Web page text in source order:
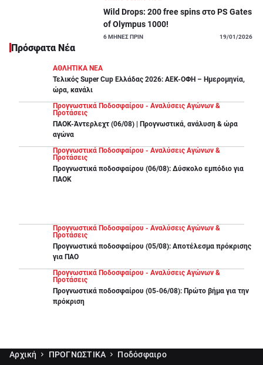
Wild Drops: 200 free spins στο PS Gates
of Olympus 1000!
6ΜΗΝΕΣ ΠΡΙΝ 19/01/2026
Πρόσφατα Νέα
ΑΘΛΗΤΙΚΑ ΝΕΑ
Τελικός Super Cup Ελλάδας 2026: ΑΕΚ-ΟΦΗ – Ημερομηνία,
ώρα, κανάλι
Προγνωστικά Ποδοσφαίρου - Αναλύσεις Αγώνων &
Προτάσεις
ΠΑΟΚ-Άντερλεχτ (06/08) | Προγνωστικά, ανάλυση & ώρα
αγώνα
Προγνωστικά Ποδοσφαίρου - Αναλύσεις Αγώνων &
Προτάσεις
Προγνωστικά ποδοσφαίρου (06/08): Δύσκολο εμπόδιο για
ΠΑΟΚ
Προγνωστικά Ποδοσφαίρου - Αναλύσεις Αγώνων &
Προτάσεις
Προγνωστικά ποδοσφαίρου (05/08): Αποτέλεσμα πρόκρισης
για ΠΑΟ
Προγνωστικά Ποδοσφαίρου - Αναλύσεις Αγώνων &
Προτάσεις
Προγνωστικά ποδοσφαίρου (05-06/08): Πρώτο βήμα για την
πρόκριση
Αρχική ΠΡΟΓΝΩΣΤΙΚΑ Ποδόσφαιρο